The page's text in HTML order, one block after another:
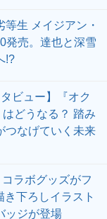
等生 メイジアン・
発売。達也と深雪
!?
ビュー】『オク
はどうなる？ 踏み
つなげていく未来
コラボグッズがフ
き下ろしイラスト
ッジが登場